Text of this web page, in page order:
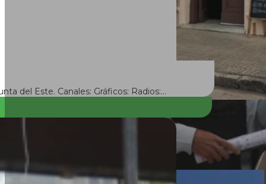
del Este. Canales: Gráficos: Radios:…